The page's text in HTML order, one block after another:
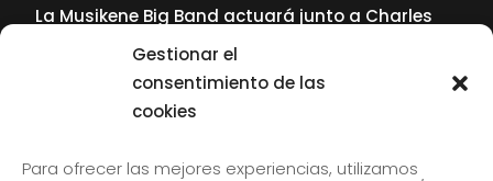
Gestionar el
consentimiento de las
cookies
Para ofrecer las mejores experiencias, utilizamos
La Musikene Big Band actuará junto a Charles
Tolliver en el 61 Jazzaldia